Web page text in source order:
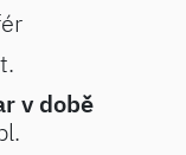
v době